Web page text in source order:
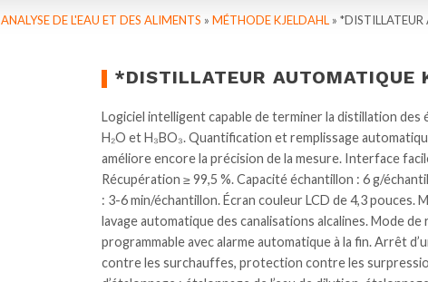
ANALYSE DE L'EAU ET DES ALIMENTS » MÉTHODE KJELDAHL »
*DISTILLATEUR AUTOMATIQUE
Logiciel intelligent capable de terminer la distillation
H₂O et H₃BO₃. Quantification et remplissage
améliore encore la précision de la mesure. Interface
Récupération ≥ 99,5 %. Capacité échantillon : 6 g/
: 3-6 min/échantillon. Écran couleur LCD de 4,3
lavage automatique des canalisations alcalines. Mode
programmable avec alarme automatique à la fin. Arrêt
contre les surchauffes, protection contre les